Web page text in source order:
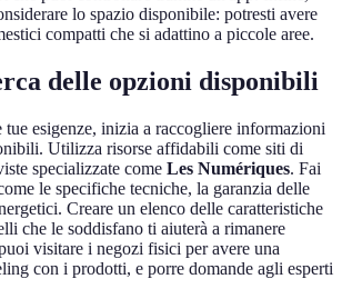
lo spazio disponibile: potresti avere
compatti che si adattino a piccole aree.
delle opzioni disponibili
esigenze, inizia a raccogliere informazioni
Utilizza risorse affidabili come siti di
specializzate come Les Numériques. Fai
le specifiche tecniche, la garanzia delle
Creare un elenco delle caratteristiche
che le soddisfano ti aiuterà a rimanere
visitare i negozi fisici per avere una
con i prodotti, e porre domande agli esperti